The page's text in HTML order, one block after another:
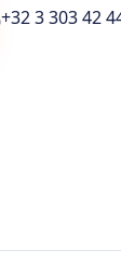
+32 3 303 42